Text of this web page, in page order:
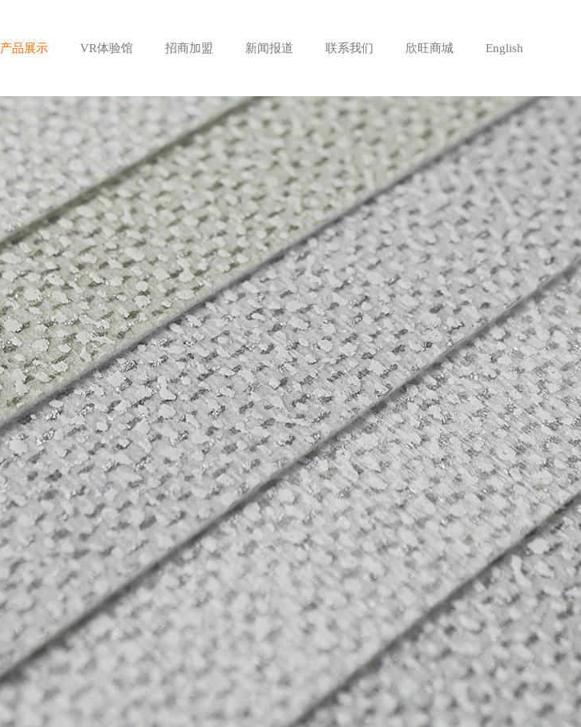
产品展示 VR体验馆 招商加盟 新闻报道 联系我们 欣旺商城 English